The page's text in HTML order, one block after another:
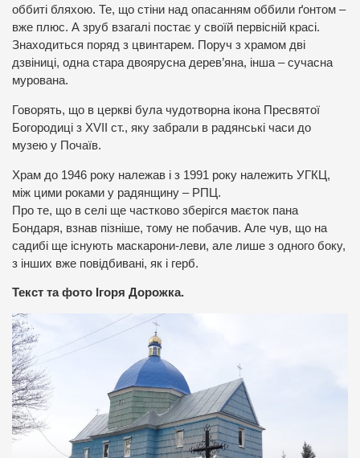
оббиті бляхою. Те, що стіни над опасанням оббили ґонтом –
вже плюс. А зруб взагалі постає у своїй первісній красі.
Знаходиться поряд з цвинтарем. Поруч з храмом дві
дзвіниці, одна стара двоярусна дерев’яна, інша – сучасна
мурована.
Говорять, що в церкві була чудотворна ікона Пресвятої
Богородиці з XVII ст., яку забрали в радянські часи до
музею у Почаїв.
Храм до 1946 року належав і з 1991 року належить УГКЦ,
між цими роками у радянщину – РПЦ.
Про те, що в селі ще частково зберігся маєток пана
Бондаря, взнав пізніше, тому не побачив. Але чув, що на
садибі ще існують маскарони-леви, але лише з одного боку,
з інших вже повідбивані, як і герб.
Текст та фото Ігоря Дорожка.